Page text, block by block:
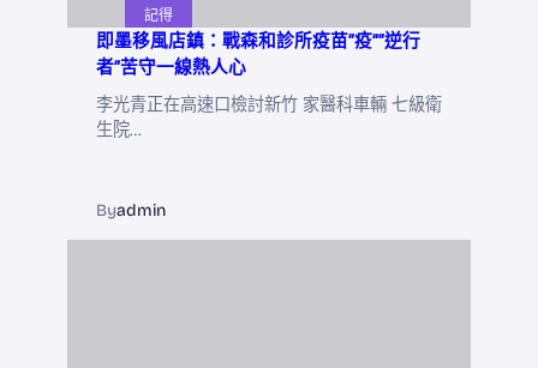
記得
即墨移風店鎮：戰森和診所疫苗“疫”“逆行
者”苦守一線熱人心
李光青正在高速口檢討新竹 家醫科車輛 七級衛
生院…
Byadmin